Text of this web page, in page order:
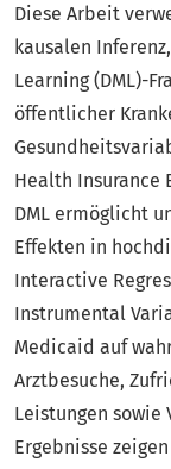
Diese Arbeit
kausalen
Learning (DML)-
öffentlicher
Health Insurance
DML ermöglicht
Effekten in
Interactive
Instrumental
Medicaid auf
Arztbesuche,
Leistungen sowie
Ergebnisse